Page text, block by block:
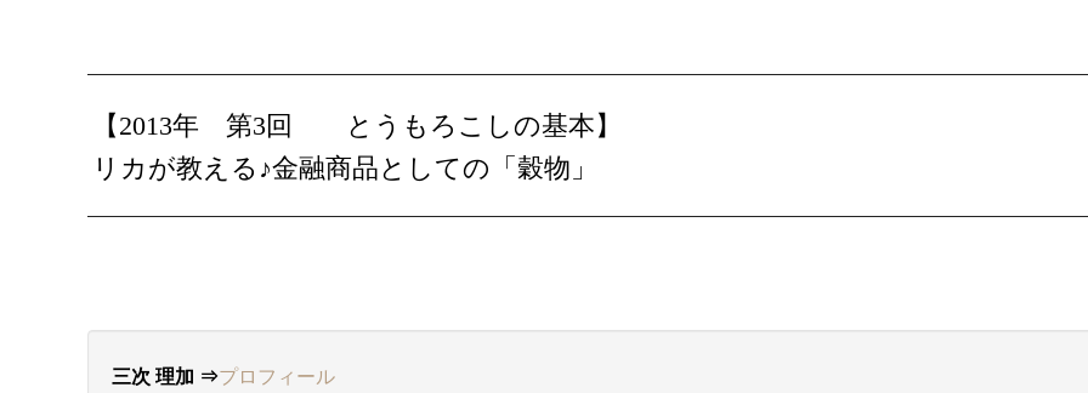
【2013年 第3回 とうもろこしの基本】
リカが教える♪金融商品としての「穀物」
三次 理加 ⇒プロフィール